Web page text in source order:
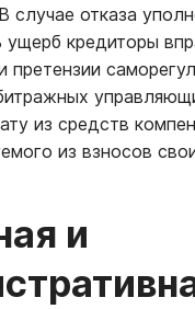
случае отказа
кредиторы
претензии
из средств
из взносов
и